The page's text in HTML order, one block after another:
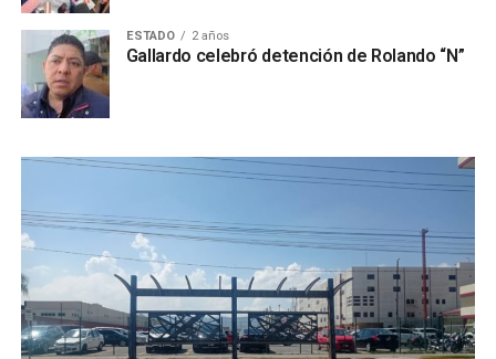
ESTADO 2 años
Gallardo celebró detención de Rolando “N”